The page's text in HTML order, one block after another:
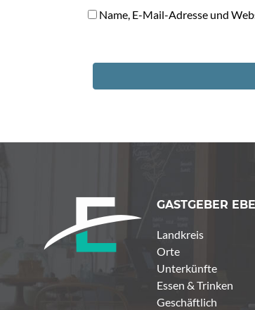
Name, E-Mail-Adresse und
GASTGEBER
Landkreis
Orte
Unterkünfte
Essen & Trinken
Geschäftlich